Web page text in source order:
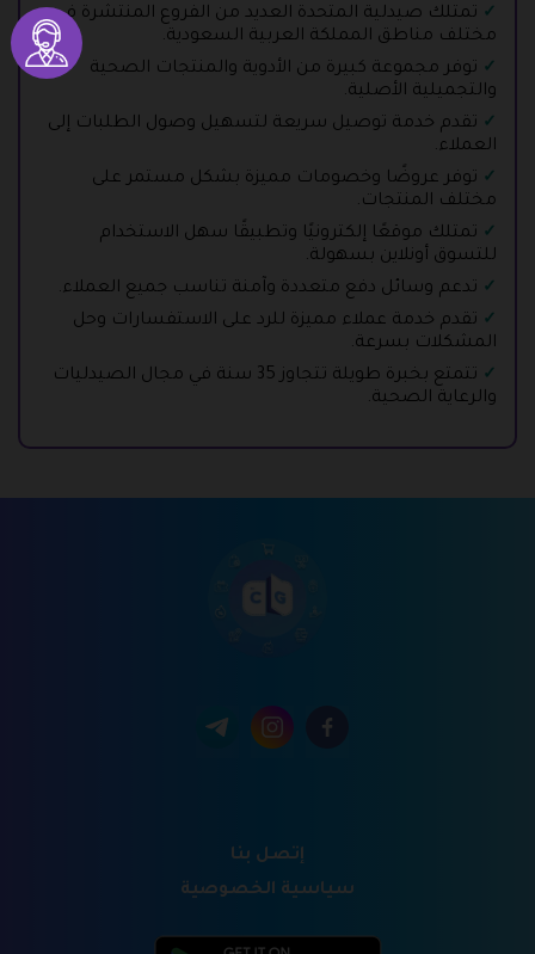
تمتلك صيدلية المتحدة العديد من الفروع المنتشرة في
مختلف مناطق المملكة العربية السعودية.
توفر مجموعة كبيرة من الأدوية والمنتجات الصحية
والتجميلية الأصلية.
تقدم خدمة توصيل سريعة لتسهيل وصول الطلبات إلى
العملاء.
توفر عروضًا وخصومات مميزة بشكل مستمر على
مختلف المنتجات.
تمتلك موقعًا إلكترونيًا وتطبيقًا سهل الاستخدام
للتسوق أونلاين بسهولة.
تدعم وسائل دفع متعددة وآمنة تناسب جميع العملاء.
تقدم خدمة عملاء مميزة للرد على الاستفسارات وحل
المشكلات بسرعة.
تتمتع بخبرة طويلة تتجاوز 35 سنة في مجال الصيدليات
والرعاية الصحية.
إتصل بنا
سياسية الخصوصية